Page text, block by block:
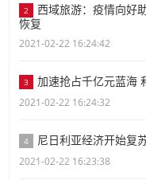
2
西域旅游：疫情向好
恢复
2021-02-22 16:24:42
3 加速抢占千亿元蓝海
2021-02-22 16:24:32
4 尼日利亚经济开始复
2021-02-22 16:23:38